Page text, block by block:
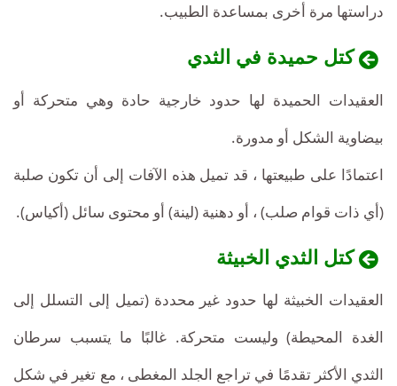
دراستها مرة أخرى بمساعدة الطبيب.
كتل حميدة في الثدي
العقيدات الحميدة لها حدود خارجية حادة وهي متحركة أو
بيضاوية الشكل أو مدورة.
اعتمادًا على طبيعتها ، قد تميل هذه الآفات إلى أن تكون صلبة
(أي ذات قوام صلب) ، أو دهنية (لينة) أو محتوى سائل (أكياس).
كتل الثدي الخبيثة
العقيدات الخبيثة لها حدود غير محددة (تميل إلى التسلل إلى
الغدة المحيطة) وليست متحركة. غالبًا ما يتسبب سرطان
الثدي الأكثر تقدمًا في تراجع الجلد المغطى ، مع تغير في شكل